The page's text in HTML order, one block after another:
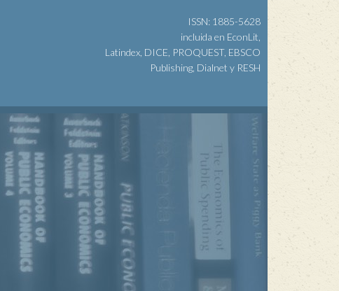
ISSN: 1885-5628
incluida en EconLit,
Latindex, DICE, PROQUEST, EBSCO
Publishing, Dialnet y RESH